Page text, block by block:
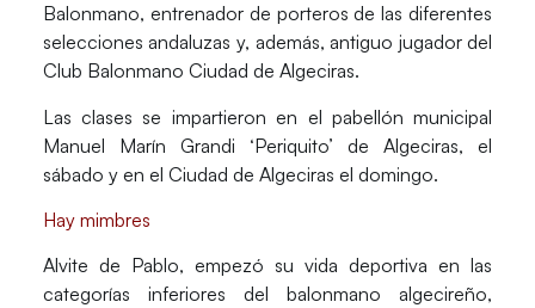
Balonmano, entrenador de porteros de las diferentes
selecciones andaluzas y, además, antiguo jugador del
Club Balonmano Ciudad de Algeciras.
Las clases se impartieron en el pabellón municipal
Manuel Marín Grandi ‘Periquito’ de Algeciras, el
sábado y en el Ciudad de Algeciras el domingo.
Hay mimbres
Alvite de Pablo, empezó su vida deportiva en las
categorías inferiores del balonmano algecireño,